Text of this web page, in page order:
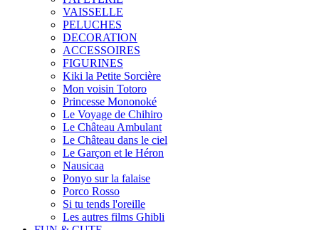
VAISSELLE
PELUCHES
DECORATION
ACCESSOIRES
FIGURINES
Kiki la Petite Sorcière
Mon voisin Totoro
Princesse Mononoké
Le Voyage de Chihiro
Le Château Ambulant
Le Château dans le ciel
Le Garçon et le Héron
Nausicaa
Ponyo sur la falaise
Porco Rosso
Si tu tends l'oreille
Les autres films Ghibli